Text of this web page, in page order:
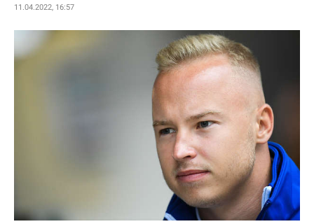
11.04.2022, 16:57